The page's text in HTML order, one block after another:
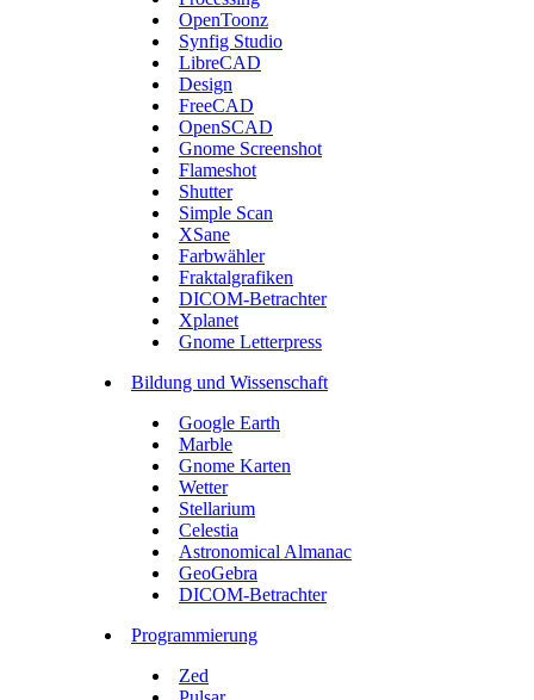
OpenToonz
Synfig Studio
LibreCAD
Design
FreeCAD
OpenSCAD
Gnome Screenshot
Flameshot
Shutter
Simple Scan
XSane
Farbwähler
Fraktalgrafiken
DICOM-Betrachter
Xplanet
Gnome Letterpress
Bildung und Wissenschaft
Google Earth
Marble
Gnome Karten
Wetter
Stellarium
Celestia
Astronomical Almanac
GeoGebra
DICOM-Betrachter
Programmierung
Zed